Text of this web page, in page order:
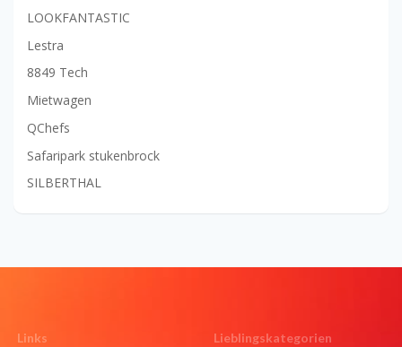
LOOKFANTASTIC
Lestra
8849 Tech
Mietwagen
QChefs
Safaripark stukenbrock
SILBERTHAL
Links Lieblingskategorien